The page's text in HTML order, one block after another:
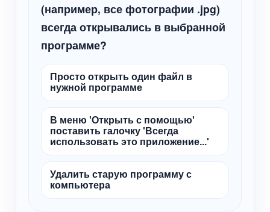
(например, все фотографии .jpg)
всегда открывались в выбранной
программе?
Просто открыть один файл в
нужной программе
В меню 'Открыть с помощью'
поставить галочку 'Всегда
использовать это приложение...'
Удалить старую программу с
компьютера